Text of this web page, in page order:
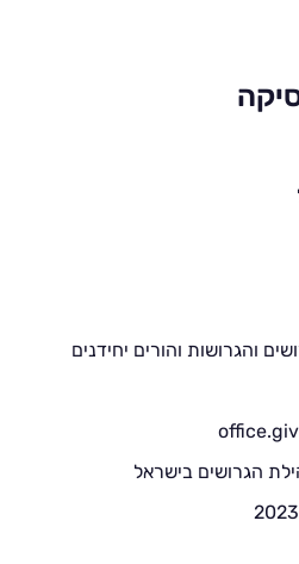
והגרושות והורים יחידנים
הגרושים בישראל